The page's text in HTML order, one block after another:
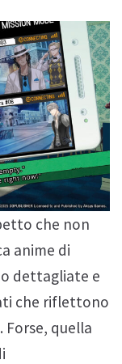
che non
anime di
dettagliate e
che riflettono
quella